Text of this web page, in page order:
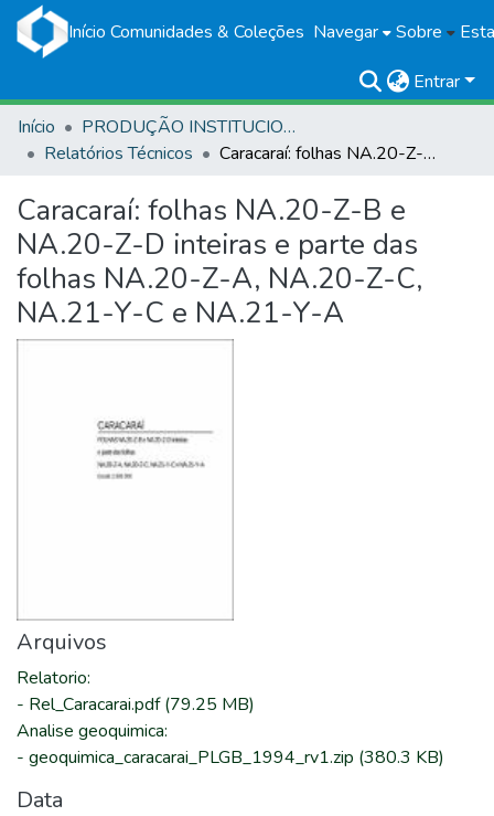
Início Comunidades & Coleções Navegar Sobre
Entrar
Início
PRODUÇÃO INSTITUCIONAL
Relatórios Técnicos
Caracaraí: folhas NA.20-Z-B e NA.20-Z-D inteiras e parte das folhas NA.20-Z-A, NA.20-Z-C, NA.21-Y-C e NA.21-Y-A
Caracaraí: folhas NA.20-Z-B e
NA.20-Z-D inteiras e parte das
folhas NA.20-Z-A, NA.20-Z-C,
NA.21-Y-C e NA.21-Y-A
Arquivos
Relatorio:
- Rel_Caracarai.pdf(79.25 MB)
Analise geoquimica:
- geoquimica_caracarai_PLGB_1994_rv1.zip (380.3 KB)
Data